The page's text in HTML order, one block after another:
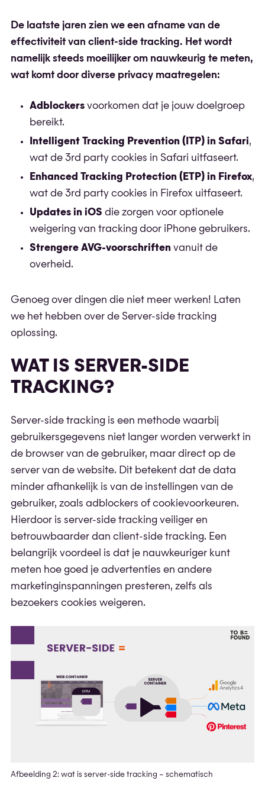
De laatste jaren zien we een afname van de
effectiviteit van client-side tracking. Het wordt
namelijk steeds moeilijker om nauwkeurig te meten,
wat komt door diverse privacy maatregelen:
Adblockers voorkomen dat je jouw doelgroep
bereikt.
Intelligent Tracking Prevention (ITP) in Safari,
wat de 3rd party cookies in Safari uitfaseert.
Enhanced Tracking Protection (ETP) in Firefox,
wat de 3rd party cookies in Firefox uitfaseert.
Updates in iOS die zorgen voor optionele
weigering van tracking door iPhone gebruikers.
Strengere AVG-voorschriften vanuit de
overheid.
Genoeg over dingen die niet meer werken! Laten
we het hebben over de Server-side tracking
oplossing.
WAT IS SERVER-SIDE
TRACKING?
Server-side tracking is een methode waarbij
gebruikersgegevens niet langer worden verwerkt in
de browser van de gebruiker, maar direct op de
server van de website. Dit betekent dat de data
minder afhankelijk is van de instellingen van de
gebruiker, zoals adblockers of cookievoorkeuren.
Hierdoor is server-side tracking veiliger en
betrouwbaarder dan client-side tracking. Een
belangrijk voordeel is dat je nauwkeuriger kunt
meten hoe goed je advertenties en andere
marketinginspanningen presteren, zelfs als
bezoekers cookies weigeren.
Afbeelding 2: wat is server-side tracking – schematisch